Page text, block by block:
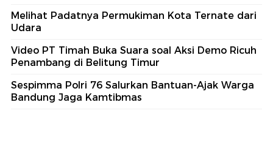
Melihat Padatnya Permukiman Kota Ternate dari
Udara
Video PT Timah Buka Suara soal Aksi Demo Ricuh
Penambang di Belitung Timur
Sespimma Polri 76 Salurkan Bantuan-Ajak Warga
Bandung Jaga Kamtibmas